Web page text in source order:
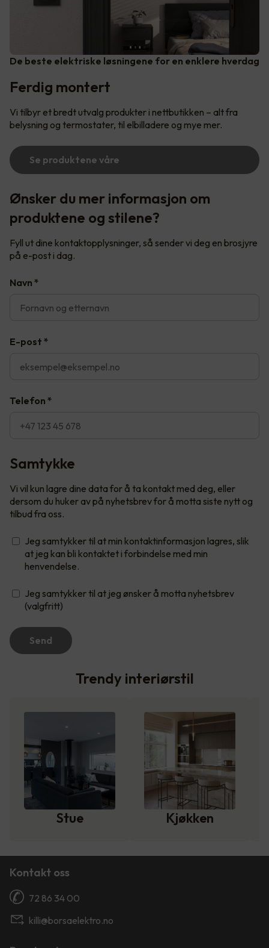
De beste elektriske løsningene for en enklere hverdag
Ferdig montert
Vi tilbyr et bredt utvalg produkter i nettbutikken – alt fra
belysning og termostater, til elbilladere og mye mer.
Se produktene våre
Ønsker du mer informasjon om
produktene og stilene?
Fyll ut dine kontaktopplysninger, så sender vi deg en brosjyre
på e-post i dag.
Navn *
E-post *
Telefon *
Samtykke
Vi vil kun lagre dine data for å ta kontakt med deg, eller
dersom du huker av på nyhetsbrev for å motta siste nytt og
tilbud fra oss.
Jeg samtykker til at min kontaktinformasjon lagres, slik
at jeg kan bli kontaktet i forbindelse med min
henvendelse.
Jeg samtykker til at jeg ønsker å motta nyhetsbrev
(valgfritt)
Send
Trendy interiørstil
Stue Kjøkken
Kontakt oss
72 86 34 00
killi@borsaelektro.no